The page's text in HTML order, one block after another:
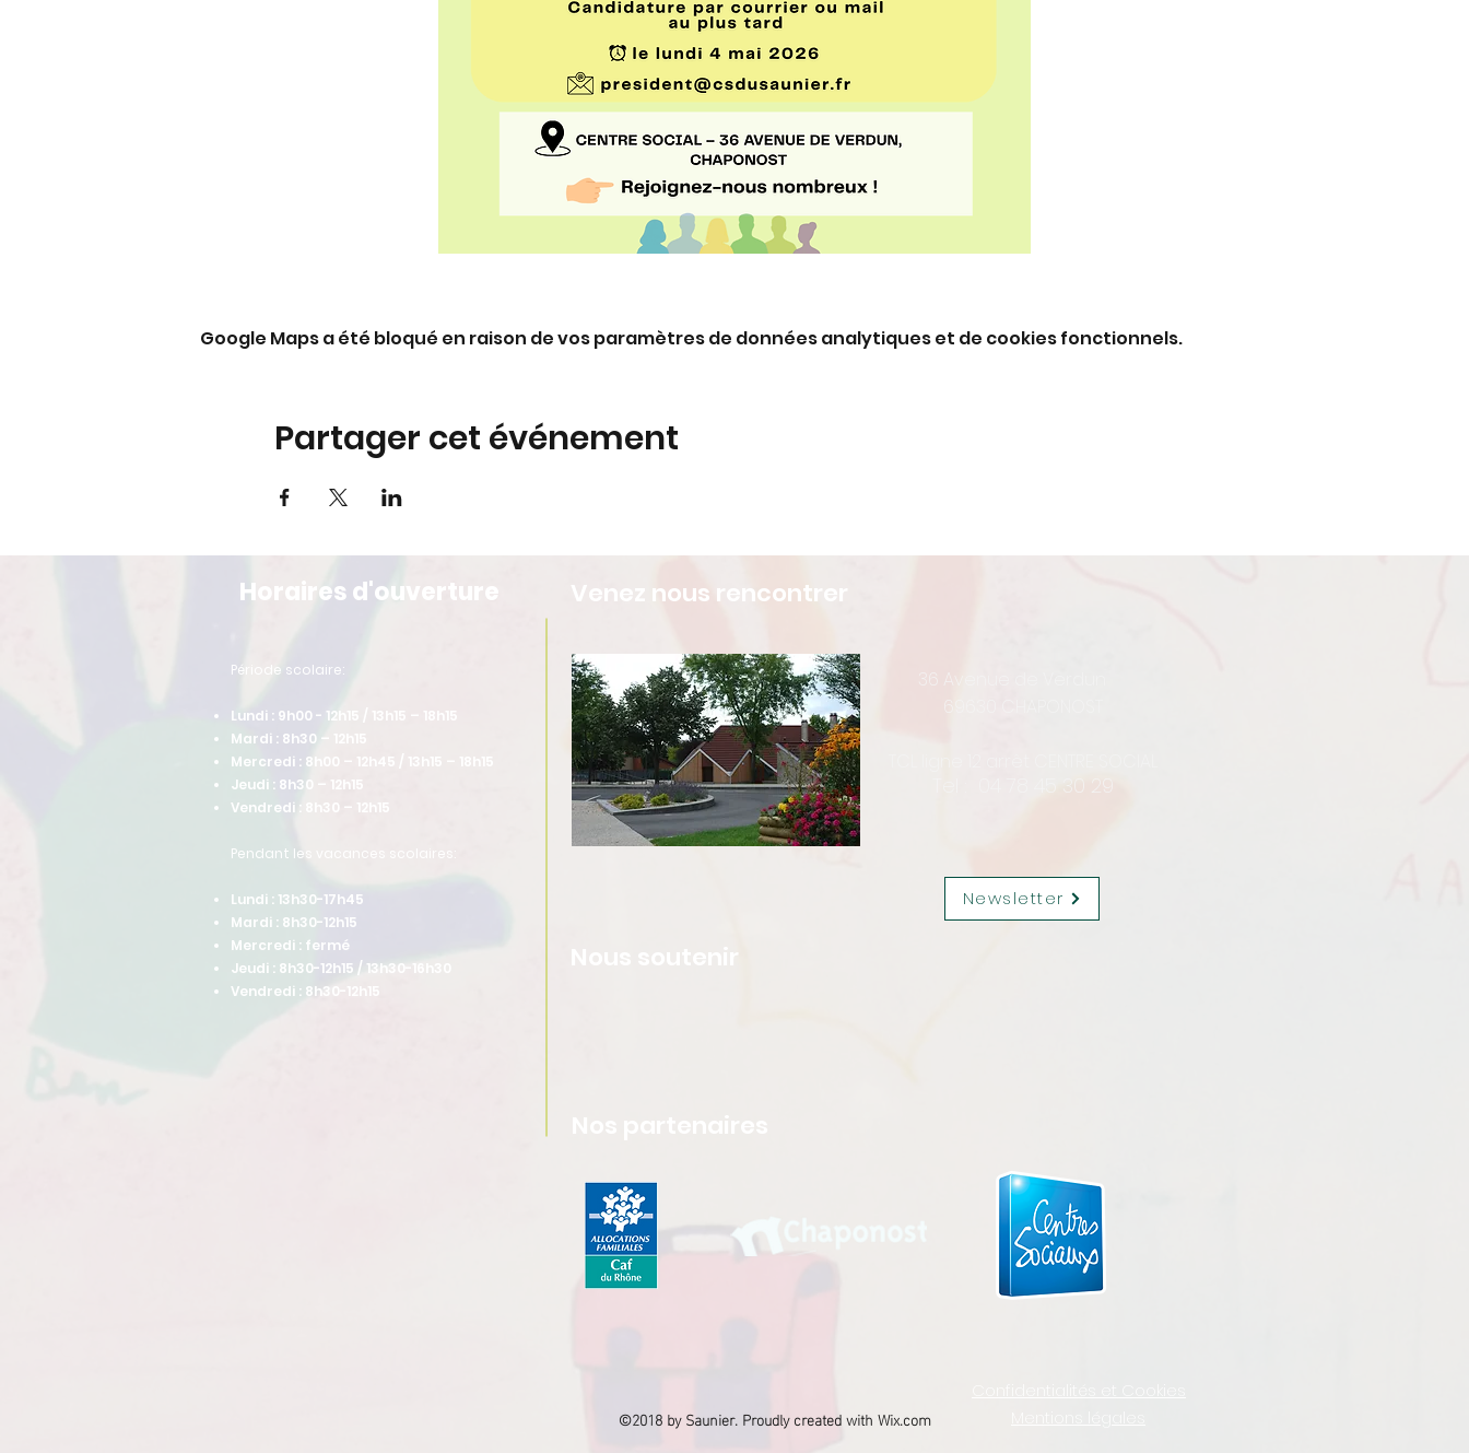
Google Maps a été bloqué en raison de vos paramètres de données analytiques et de cookies fonctionnels.
Partager cet événement
Horaires d'ouverture Venez nous rencontrer
​Période scolaire:
Lundi : 9h00 - 12h15 / 13h15 – 18h15
Mardi : 8h30 – 12h15
Mercredi : 8h00 – 12h45 / 13h15 – 18h15
Jeudi : 8h30 – 12h15
Vendredi : 8h30 – 12h15
Pendant les vacances scolaires:
Lundi : 13h30-17h45
Mardi : 8h30-12h15
Mercredi : fermé
Jeudi : 8h30-12h15 / 13h30-16h30
Vendredi : 8h30-12h15
Nous soutenir
Tel : 04 78 45 30 29
Newsletter
©2018 by Saunier. Proudly created with Wix.com